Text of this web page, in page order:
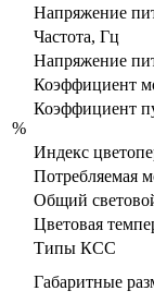
Напряжение
Частота, Гц
Напряжение
Коэффициент
Коэффициент
%
Индекс
Потребляемая
Общий световой
Цветовая
Типы КСС
Габаритные